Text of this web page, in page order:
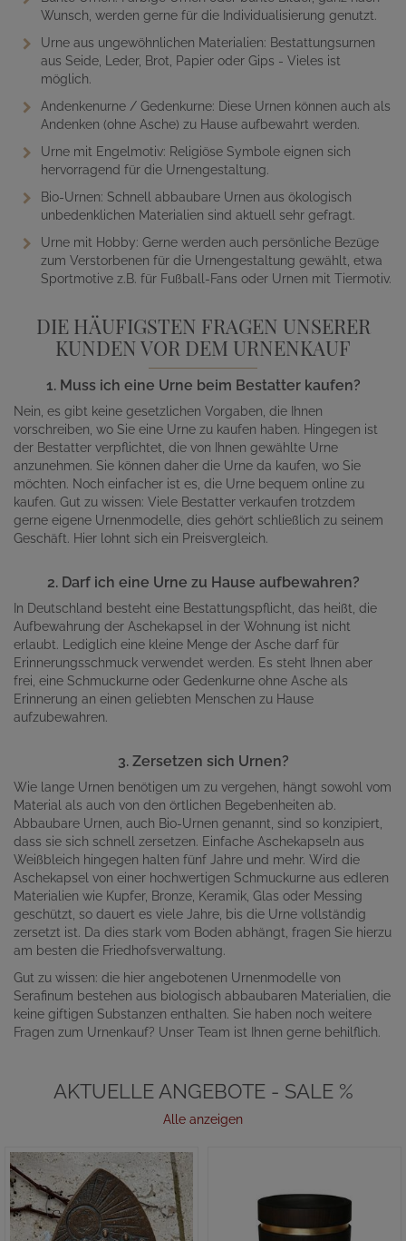
Wunsch, werden gerne für die Individualisierung genutzt.
Urne aus ungewöhnlichen Materialien: Bestattungsurnen
aus Seide, Leder, Brot, Papier oder Gips - Vieles ist
möglich.
Andenkenurne / Gedenkurne: Diese Urnen können auch als
Andenken (ohne Asche) zu Hause aufbewahrt werden.
Urne mit Engelmotiv: Religiöse Symbole eignen sich
hervorragend für die Urnengestaltung.
Bio-Urnen: Schnell abbaubare Urnen aus ökologisch
unbedenklichen Materialien sind aktuell sehr gefragt.
Urne mit Hobby: Gerne werden auch persönliche Bezüge
zum Verstorbenen für die Urnengestaltung gewählt, etwa
Sportmotive z.B. für Fußball-Fans oder Urnen mit Tiermotiv.
DIE HÄUFIGSTEN FRAGEN UNSERER
KUNDEN VOR DEM URNENKAUF
1. Muss ich eine Urne beim Bestatter kaufen?
Nein, es gibt keine gesetzlichen Vorgaben, die Ihnen
vorschreiben, wo Sie eine Urne zu kaufen haben. Hingegen ist
der Bestatter verpflichtet, die von Ihnen gewählte Urne
anzunehmen. Sie können daher die Urne da kaufen, wo Sie
möchten. Noch einfacher ist es, die Urne bequem online zu
kaufen. Gut zu wissen: Viele Bestatter verkaufen trotzdem
gerne eigene Urnenmodelle, dies gehört schließlich zu seinem
Geschäft. Hier lohnt sich ein Preisvergleich.
2. Darf ich eine Urne zu Hause aufbewahren?
In Deutschland besteht eine Bestattungspflicht, das heißt, die
Aufbewahrung der Aschekapsel in der Wohnung ist nicht
erlaubt. Lediglich eine kleine Menge der Asche darf für
Erinnerungsschmuck verwendet werden. Es steht Ihnen aber
frei, eine Schmuckurne oder Gedenkurne ohne Asche als
Erinnerung an einen geliebten Menschen zu Hause
aufzubewahren.
3. Zersetzen sich Urnen?
Wie lange Urnen benötigen um zu vergehen, hängt sowohl vom
Material als auch von den örtlichen Begebenheiten ab.
Abbaubare Urnen, auch Bio-Urnen genannt, sind so konzipiert,
dass sie sich schnell zersetzen. Einfache Aschekapseln aus
Weißbleich hingegen halten fünf Jahre und mehr. Wird die
Aschekapsel von einer hochwertigen Schmuckurne aus edleren
Materialien wie Kupfer, Bronze, Keramik, Glas oder Messing
geschützt, so dauert es viele Jahre, bis die Urne vollständig
zersetzt ist. Da dies stark vom Boden abhängt, fragen Sie hierzu
am besten die Friedhofsverwaltung.
Gut zu wissen: die hier angebotenen Urnenmodelle von
Serafinum bestehen aus biologisch abbaubaren Materialien, die
keine giftigen Substanzen enthalten. Sie haben noch weitere
Fragen zum Urnenkauf? Unser Team ist Ihnen gerne behilflich.
AKTUELLE ANGEBOTE - SALE %
Alle anzeigen